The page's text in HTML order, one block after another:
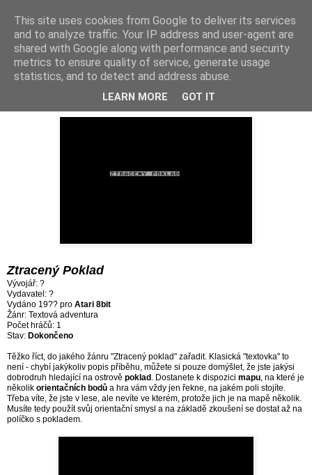
úterý 13. června 2017
Hra 84: Ztracený Poklad (19??)
Ztracený Poklad
Vývojář: ?
Vydavatel: ?
Vydáno 19?? pro Atari 8bit
Žánr: Textová adventura
Počet hráčů: 1
Stav: Dokončeno
Těžko říct, do jakého žánru "Ztracený poklad" zařadit. Klasická "textovka" to
není - chybí jakýkoliv popis příběhu, můžete si pouze domýšlet, že jste jakýsi
dobrodruh hledající na ostrově poklad . Dostanete k dispozici mapu, na které je
několik orientačních bodů a hra vám vždy jen řekne, na jakém poli stojíte.
Třeba víte, že jste v lese, ale nevíte ve kterém, protože jich je na mapě několik.
Musíte tedy použít svůj orientační smysl a na základě zkoušení se dostat až na
políčko s pokladem.
This site uses cookies from Google to deliver its services
and to analyze traffic. Your IP address and user-agent are
shared with Google along with performance and security
metrics to ensure quality of service, generate usage
statistics, and to detect and address abuse.
LEARN MORE GOT IT